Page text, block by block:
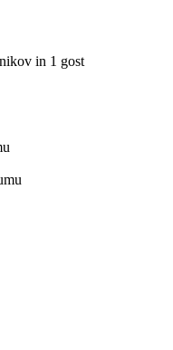
in 1 gost